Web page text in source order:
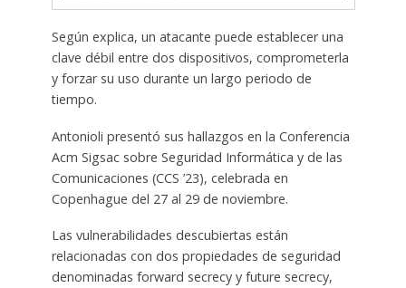
Según explica, un atacante puede establecer una
clave débil entre dos dispositivos, comprometerla
y forzar su uso durante un largo periodo de
tiempo.
Antonioli presentó sus hallazgos en la Conferencia
Acm Sigsac sobre Seguridad Informática y de las
Comunicaciones (CCS ’23), celebrada en
Copenhague del 27 al 29 de noviembre.
Las vulnerabilidades descubiertas están
relacionadas con dos propiedades de seguridad
denominadas forward secrecy y future secrecy,